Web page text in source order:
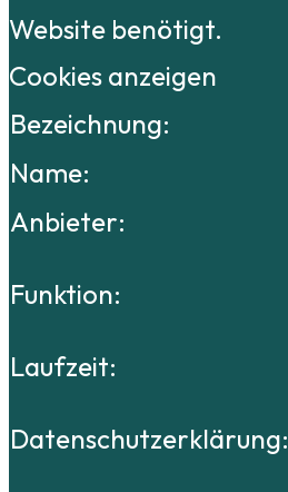
Website benötigt.
Cookies anzeigen
Bezeichnung:
Name:
Anbieter:
Funktion:
Laufzeit:
Datenschutzerklärung: